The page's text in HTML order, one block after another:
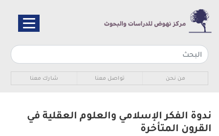
المحتوى
Sub navigation
من نحن تواصل معنا شارك معنا
ندوة الفكر الإسلامي والعلوم العقلية في
القرون المتأخرة